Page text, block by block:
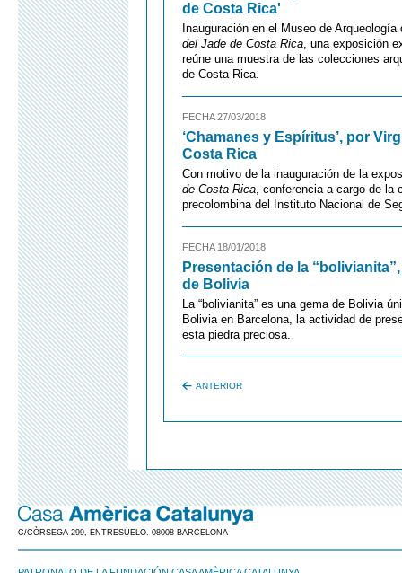
de Costa Rica'
Inauguración en el Museo de
del Jade de Costa Rica, una exposición
reúne una muestra de las colecciones
de Costa Rica.
FECHA 27/03/2018
‘Chamanes y Espíritus’, por
Costa Rica
Con motivo de la inauguración de la
de Costa Rica, conferencia a cargo de la
precolombina del Instituto Nacional de
FECHA 18/01/2018
Presentación de la
de Bolivia
La “bolivianita” es una gema de Bolivia
Bolivia en Barcelona, la actividad de
esta piedra preciosa.
ANTERIOR
C/CÒRSEGA 299, ENTRESUELO. 08008 BARCELONA